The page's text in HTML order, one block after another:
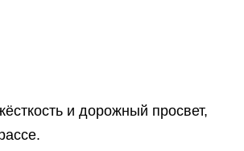
и дорожный просвет,